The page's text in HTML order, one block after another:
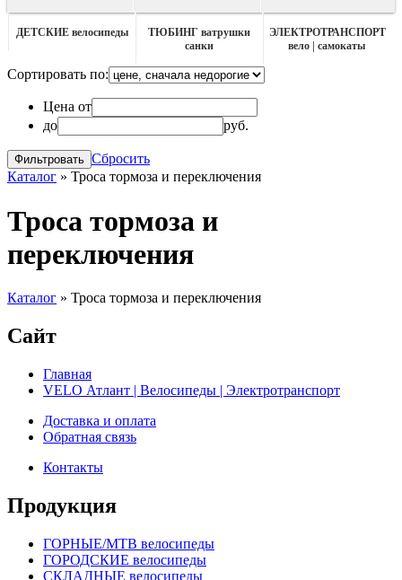
ДЕТСКИЕ велосипеды
ТЮБИНГ ватрушки
санки
ЭЛЕКТРОТРАНСПОРТ
вело | самокаты
Сортировать по:
Цена от
до
руб.
Сбросить
Каталог » Троса тормоза и переключения
Троса тормоза и
переключения
Каталог » Троса тормоза и переключения
Сайт
Главная
VELO Атлант | Велосипеды | Электротранспорт
Доставка и оплата
Обратная связь
Контакты
Продукция
ГОРНЫЕ/MTB велосипеды
ГОРОДСКИЕ велосипеды
СКЛАДНЫЕ велосипеды